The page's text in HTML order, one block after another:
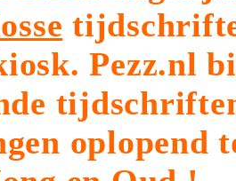
Pezz.nl
oplopend